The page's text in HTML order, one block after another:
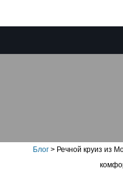
Блог> Речной круиз из